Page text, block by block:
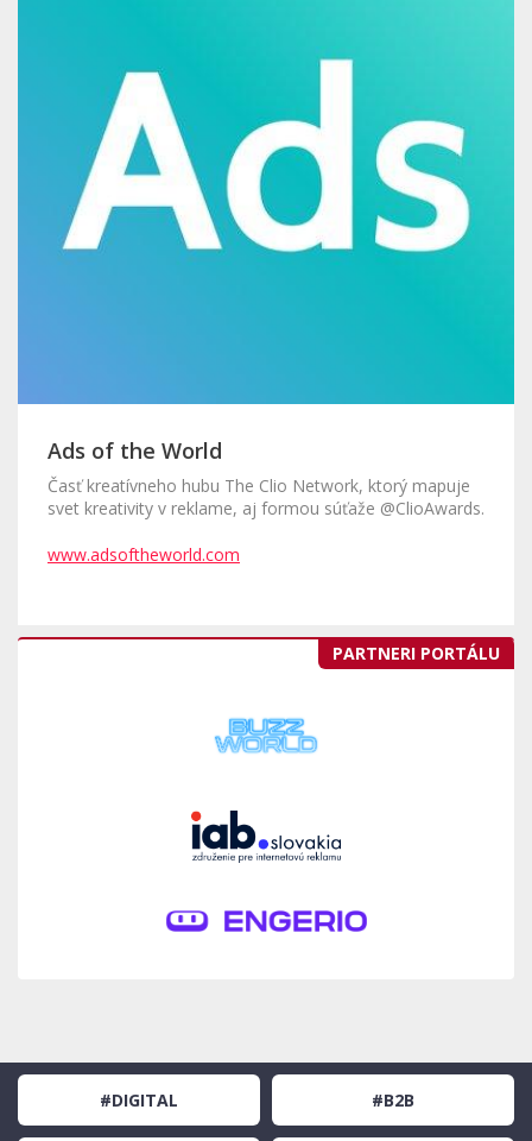
Ads of the World
Časť kreatívneho hubu The Clio Network, ktorý mapuje
svet kreativity v reklame, aj formou súťaže @ClioAwards.
www.adsoftheworld.com
PARTNERI PORTÁLU
#DIGITAL #B2B